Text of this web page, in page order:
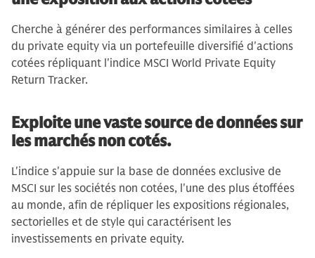
Cherche à générer des performances similaires à celles
du private equity via un portefeuille diversifié d'actions
cotées répliquant l'indice MSCI World Private Equity
Return Tracker.
Exploite une vaste source de données sur
les marchés non cotés.
L'indice s'appuie sur la base de données exclusive de
MSCI sur les sociétés non cotées, l'une des plus étoffées
au monde, afin de répliquer les expositions régionales,
sectorielles et de style qui caractérisent les
investissements en private equity.